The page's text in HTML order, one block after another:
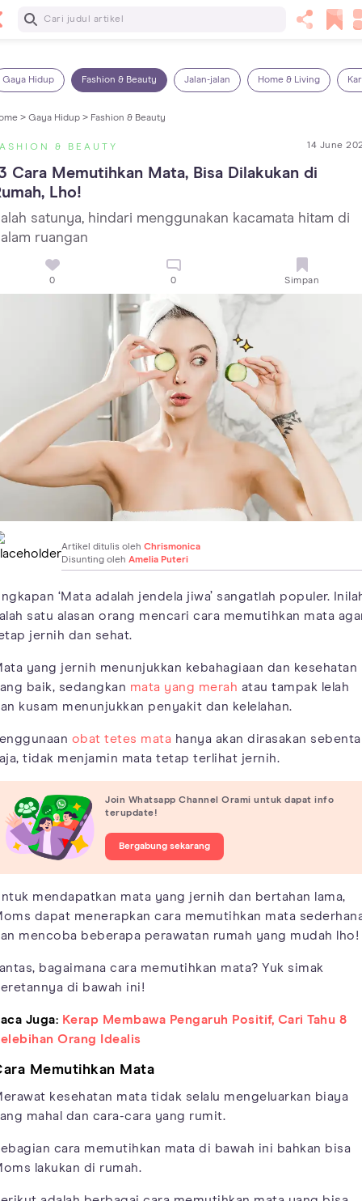
Baca Selanjutnya
Gaya Hidup Fashion & Beauty Jalan-jalan Home & Living
> Gaya Hidup > Fashion & Beauty
& BEAUTY 14 June
Cara Memutihkan Mata, Bisa Dilakukan di
Lho!
satunya, hindari menggunakan kacamata hitam di
ruangan
0 0 Simpan
Artikel ditulis oleh Chrismonica
Disunting oleh Amelia Puteri
‘Mata adalah jendela jiwa’ sangatlah populer.
satu alasan orang mencari cara memutihkan mata
jernih dan sehat.
yang jernih menunjukkan kebahagiaan dan kesehatan
baik, sedangkan mata yang merah atau tampak lelah
kusam menunjukkan penyakit dan kelelahan.
obat tetes mata hanya akan dirasakan
tidak menjamin mata tetap terlihat jernih.
Join Whatsapp Channel Orami untuk dapat info
terupdate!
Bergabung sekarang
mendapatkan mata yang jernih dan bertahan lama,
dapat menerapkan cara memutihkan mata
mencoba beberapa perawatan rumah yang mudah lho!
bagaimana cara memutihkan mata? Yuk simak
di bawah ini!
Juga: Kerap Membawa Pengaruh Positif, Cari Tahu 8
Orang Idealis
Memutihkan Mata
kesehatan mata tidak selalu mengeluarkan biaya
mahal dan cara-cara yang rumit.
cara memutihkan mata di bawah ini bahkan bisa
lakukan di rumah.